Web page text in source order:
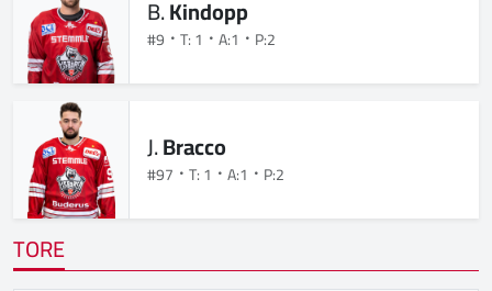
B.Kindopp
#9 T: 1 A:1 P:2
J.Bracco
#97 T: 1 A:1 P:2
TORE